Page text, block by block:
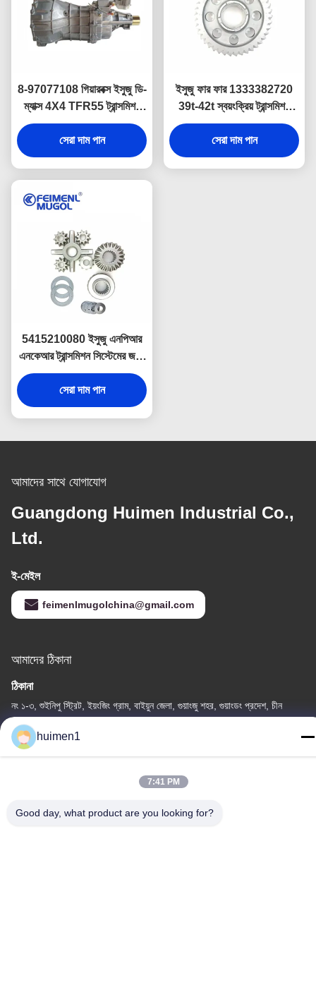
8-97077108 গিয়ারবক্স ইসুজু ডি-
ম্যাক্স 4X4 TFR55 ট্রান্সমিশন
ASSY
সেরা দাম পান
ইসুজু ফার ফার 1333382720
39t-42t স্বয়ংক্রিয় ট্রান্সমিশন
সিস্টেমের জন্য 6th গিয়ার হুইল
সেরা দাম পান
5415210080 ইসুজু এনপিআর
এনকেআর ট্রান্সমিশন সিস্টেমের জন্য
ডিফারেনশিয়াল স্পাইডার গিয়ার কিট
সেরা দাম পান
আমাদের সাথে যোগাযোগ
Guangdong Huimen Industrial Co.,
Ltd.
ই-মেইল
feimenlmugolchina@gmail.com
আমাদের ঠিকানা
ঠিকানা
নং ১-৩, শুইনিপু স্ট্রিট, ইয়ংজিং গ্রাম, বাইয়ুন জেলা, গুয়াংজু শহর, গুয়াংডং প্রদেশ, চীন
টেলিফোন
86-18929562701
huimen1
7:41 PM
Good day, what product are you looking for?